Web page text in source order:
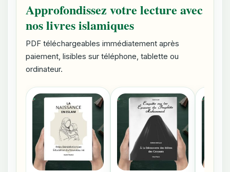
Approfondissez votre lecture avec
nos livres islamiques
PDF téléchargeables immédiatement après
paiement, lisibles sur téléphone, tablette ou
ordinateur.